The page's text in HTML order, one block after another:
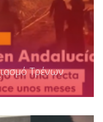
Τρένων